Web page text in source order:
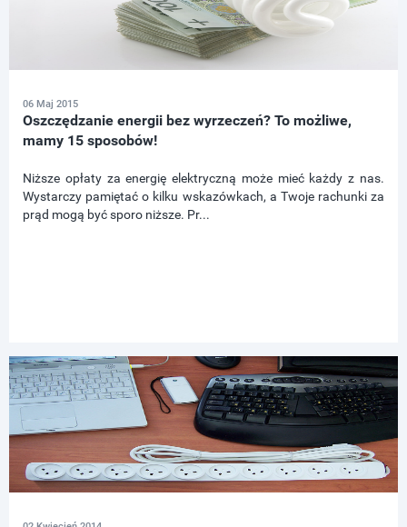
06 Maj 2015
Oszczędzanie energii bez wyrzeczeń? To możliwe,
mamy 15 sposobów!
Niższe opłaty za energię elektryczną może mieć każdy z nas.
Wystarczy pamiętać o kilku wskazówkach, a Twoje rachunki za
prąd mogą być sporo niższe. Pr...